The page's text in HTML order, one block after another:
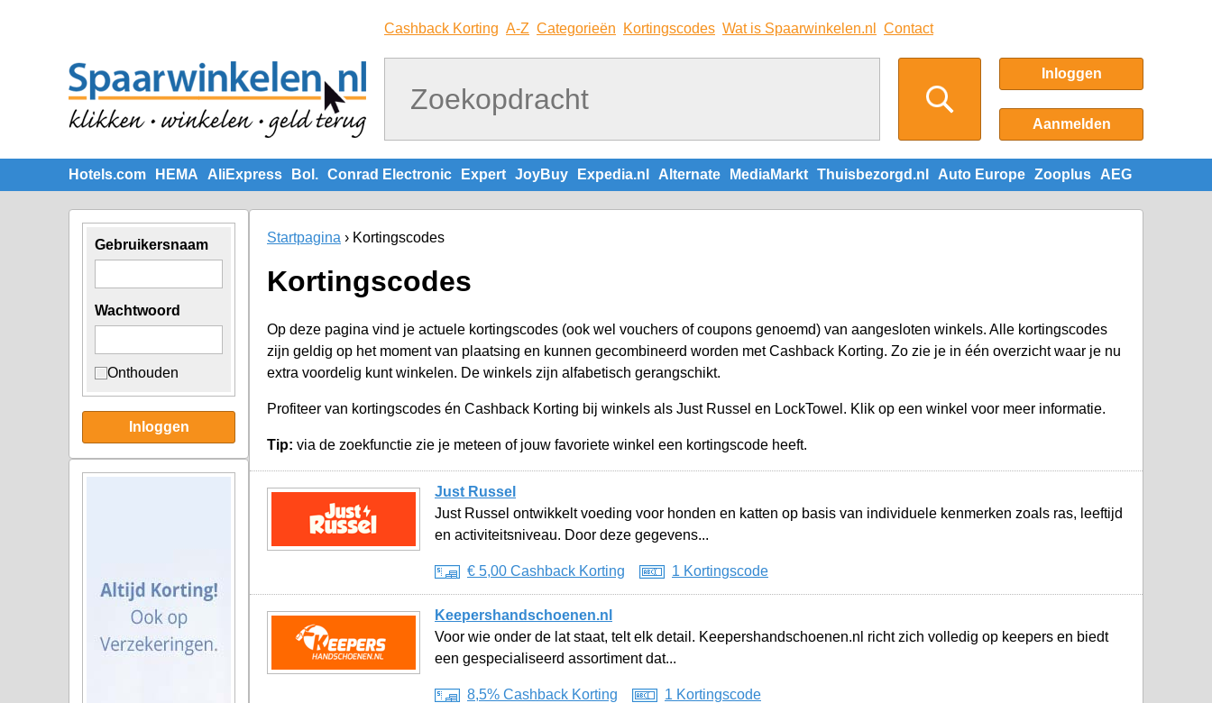
Cashback Korting A-Z Categorieën Kortingscodes Wat is Spaarwinkelen.nl Contact
Inloggen
Aanmelden
Hotels.com HEMA AliExpress Bol. Conrad Electronic Expert JoyBuy Expedia.nl Alternate MediaMarkt Thuisbezorgd.nl Auto Europe Zooplus AEG
Gebruikersnaam
Wachtwoord
Onthouden
Inloggen
Startpagina Kortingscodes
Kortingscodes
Op deze pagina vind je actuele kortingscodes (ook wel vouchers of coupons genoemd) van aangesloten winkels. Alle kortingscodes
zijn geldig op het moment van plaatsing en kunnen gecombineerd worden met Cashback Korting. Zo zie je in één overzicht waar je nu
extra voordelig kunt winkelen. De winkels zijn alfabetisch gerangschikt.
Profiteer van kortingscodes én Cashback Korting bij winkels als Just Russel en LockTowel. Klik op een winkel voor meer informatie.
Tip: via de zoekfunctie zie je meteen of jouw favoriete winkel een kortingscode heeft.
Just Russel
Just Russel ontwikkelt voeding voor honden en katten op basis van individuele kenmerken zoals ras, leeftijd
en activiteitsniveau. Door deze gegevens...
€ 5,00 Cashback Korting 1 Kortingscode
Keepershandschoenen.nl
Voor wie onder de lat staat, telt elk detail. Keepershandschoenen.nl richt zich volledig op keepers en biedt
een gespecialiseerd assortiment dat...
8,5% Cashback Korting 1 Kortingscode